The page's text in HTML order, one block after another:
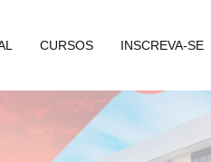
CURSOS INSCREVA-SE